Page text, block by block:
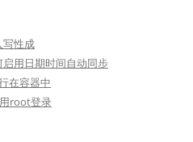
性成
用日期时间自动同步
在容器中
root登录